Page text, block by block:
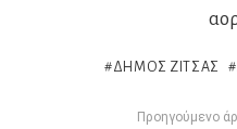
ΔΉΜΟΣ ΖΊΤΣΑΣ
Προηγούμενο